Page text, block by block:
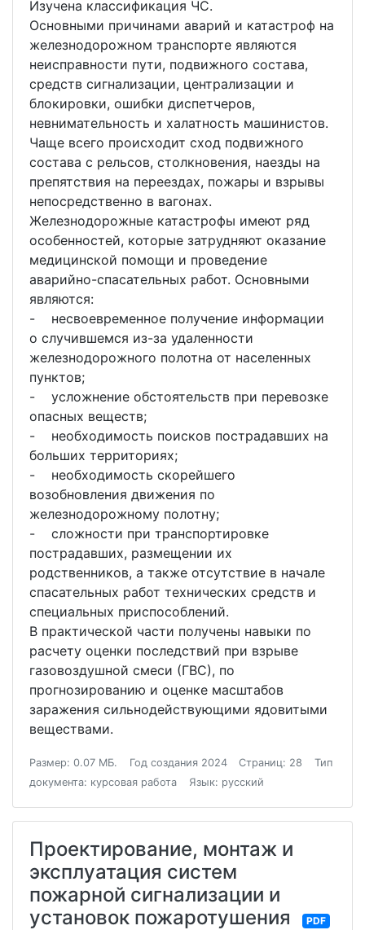
Изучена классификация ЧС.
Основными причинами аварий и катастроф на
железнодорожном транспорте являются
неисправности пути, подвижного состава,
средств сигнализации, централизации и
блокировки, ошибки диспетчеров,
невнимательность и халатность машинистов.
Чаще всего происходит сход подвижного
состава с рельсов, столкновения, наезды на
препятствия на переездах, пожары и взрывы
непосредственно в вагонах.
Железнодорожные катастрофы имеют ряд
особенностей, которые затрудняют оказание
медицинской помощи и проведение
аварийно-спасательных работ. Основными
являются:
- несвоевременное получение информации
о случившемся из-за удаленности
железнодорожного полотна от населенных
пунктов;
- усложнение обстоятельств при перевозке
опасных веществ;
- необходимость поисков пострадавших на
больших территориях;
- необходимость скорейшего
возобновления движения по
железнодорожному полотну;
- сложности при транспортировке
пострадавших, размещении их
родственников, а также отсутствие в начале
спасательных работ технических средств и
специальных приспособлений.
В практической части получены навыки по
расчету оценки последствий при взрыве
газовоздушной смеси (ГВС), по
прогнозированию и оценке масштабов
заражения сильнодействующими ядовитыми
веществами.
Размер: 0.07 МБ. Год создания 2024 Страниц: 28
Тип
документа: курсовая работа
Язык: русский
Проектирование, монтаж и
эксплуатация систем
пожарной сигнализации и
установок пожаротушения
PDF